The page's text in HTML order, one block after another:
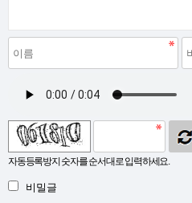
자동등록방지 숫자를 순서대로 입력하세요.
비밀글